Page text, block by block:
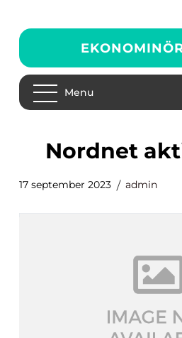
Menu
nordnet
17 september 2023 admin